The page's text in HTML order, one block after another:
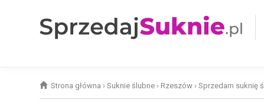
Strona główna › Suknie ślubne › Rzeszów › Sprzedam suknię